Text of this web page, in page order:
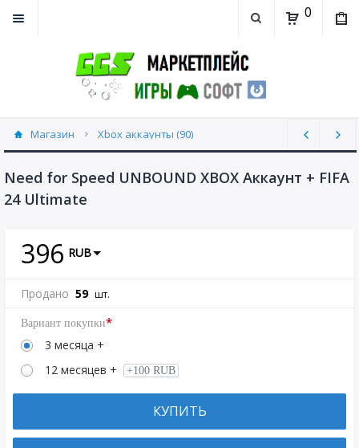
0
Магазин Xbox аккаунты (90)
Need for Speed UNBOUND XBOX Аккаунт + FIFA
24 Ultimate
396 RUB
Продано 59 шт.
Вариант покупки*
3 месяца +
12 месяцев +
+100 RUB
КУПИТЬ